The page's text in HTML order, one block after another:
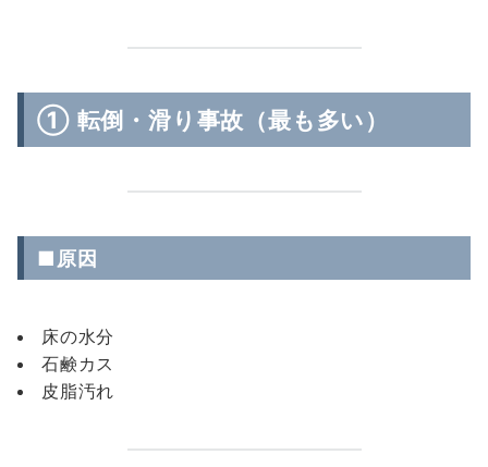
① 転倒・滑り事故（最も多い）
■原因
床の水分
石鹸カス
皮脂汚れ